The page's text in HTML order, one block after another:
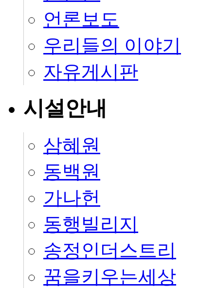
언론보도
우리들의 이야기
자유게시판
시설안내
삼혜원
동백원
가나헌
동행빌리지
송정인더스트리
꿈을키우는세상